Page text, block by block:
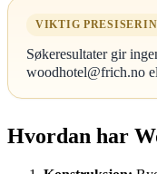
VIKTIG
Søkeresultater gir
woodhotel@frich.no
Hvordan har